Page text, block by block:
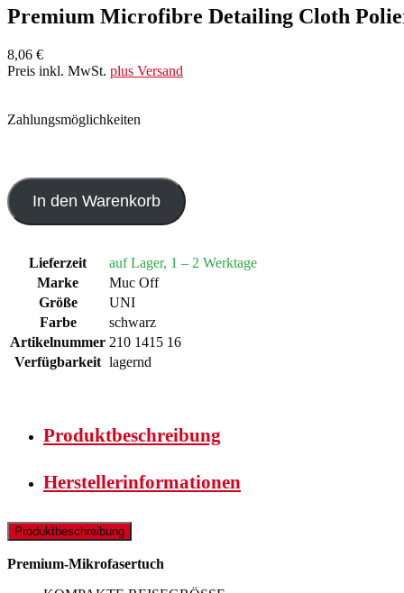
Premium Microfibre Detailing Cloth
8,06 €
Preis inkl. MwSt. plus Versand
Zahlungsmöglichkeiten
In den Warenkorb
Lieferzeit
auf Lager, 1 – 2 Werktage
Marke
Muc Off
Größe
UNI
Farbe
schwarz
Artikelnummer 210 1415 16
Verfügbarkeit lagernd
Produktbeschreibung
Herstellerinformationen
Produktbeschreibung
Premium-Mikrofasertuch